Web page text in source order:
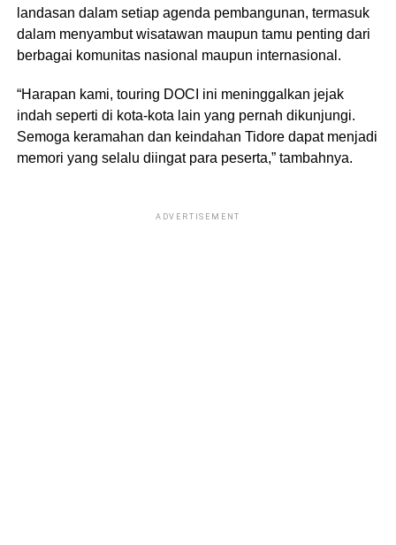
landasan dalam setiap agenda pembangunan, termasuk
dalam menyambut wisatawan maupun tamu penting dari
berbagai komunitas nasional maupun internasional.
“Harapan kami, touring DOCI ini meninggalkan jejak
indah seperti di kota-kota lain yang pernah dikunjungi.
Semoga keramahan dan keindahan Tidore dapat menjadi
memori yang selalu diingat para peserta,” tambahnya.
ADVERTISEMENT